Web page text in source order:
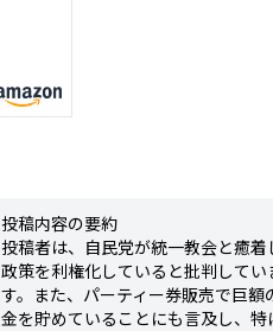
投稿内容の要約
投稿者は、自民党が統一教会と癒着
政策を利権化していると批判してい
す。また、パーティー券販売で巨額
金を貯めていることにも言及し、特